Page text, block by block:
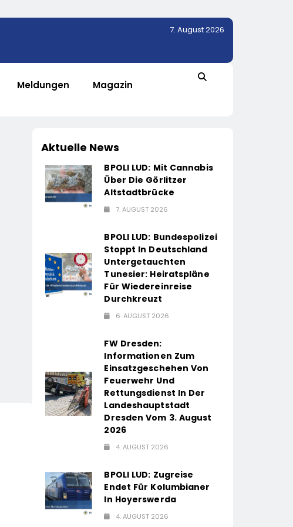
7. August 2026
Meldungen Magazin
Aktuelle News
BPOLI LUD: Mit Cannabis
Über Die Görlitzer
Altstadtbrücke
7. AUGUST 2026
BPOLI LUD: Bundespolizei
Stoppt In Deutschland
Untergetauchten
Tunesier: Heiratspläne
Für Wiedereinreise
Durchkreuzt
6. AUGUST 2026
FW Dresden:
Informationen Zum
Einsatzgeschehen Von
Feuerwehr Und
Rettungsdienst In Der
Landeshauptstadt
Dresden Vom 3. August
2026
4. AUGUST 2026
BPOLI LUD: Zugreise
Endet Für Kolumbianer
In Hoyerswerda
4. AUGUST 2026